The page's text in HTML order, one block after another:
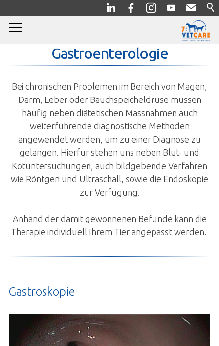
Pferde
Kleintiere
Allgemein/Prophylaxe
Innere Medizin
Kardiologie
Endokrinologie
Gastroenterologie
Onkologie
Gynäkologie
Ophthalmologie
Stationäre Intensivbehandlung
Gastroenterologie
Bei chronischen Problemen im Bereich von Magen,
Darm, Leber oder Bauchspeicheldrüse müssen
häufig neben diätetischen Massnahmen auch
weiterführende diagnostische Methoden
angewendet werden, um zu einer Diagnose zu
gelangen. Hierfür stehen uns neben Blut- und
Kotuntersuchungen, auch bildgebende Verfahren
wie Röntgen und Ultraschall, sowie die Endoskopie
zur Verfügung.
Anhand der damit gewonnenen Befunde kann die
Therapie individuell Ihrem Tier angepasst werden.
Gastroskopie